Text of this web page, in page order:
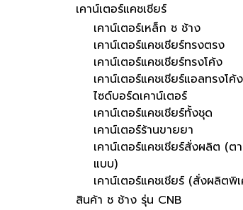
เคาน์เตอร์แคชเชียร์
เคาน์เตอร์เหล็ก ช ช้าง
เคาน์เตอร์แคชเชียร์ทรงตรง
เคาน์เตอร์แคชเชียร์ทรงโค้ง
เคาน์เตอร์แคชเชียร์แอลทรงโค้ง
ไซด์บอร์ดเคาน์เตอร์
เคาน์เตอร์แคชเชียร์ทั้งชุด
เคาน์เตอร์ร้านขายยา
เคาน์เตอร์แคชเชียร์สั่งผลิต (ต
แบบ)
เคาน์เตอร์แคชเชียร์ (สั่งผลิตพิ
สินค้า ช ช้าง รุ่น CNB